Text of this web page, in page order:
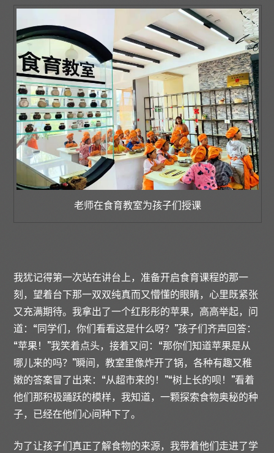
老师在食育教室为孩子们授课
我犹记得第一次站在讲台上，准备开启食育课程的那一
刻，望着台下那一双双纯真而又懵懂的眼睛，心里既紧张
又充满期待。我拿出了一个红彤彤的苹果，高高举起，问
道：“同学们，你们看看这是什么呀？”孩子们齐声回答：
“苹果！”我笑着点头，接着又问：“那你们知道苹果是从
哪儿来的吗？”瞬间，教室里像炸开了锅，各种有趣又稚
嫩的答案冒了出来：“从超市来的！”“树上长的呗！”看着
他们那积极踊跃的模样，我知道，一颗探索食物奥秘的种
子，已经在他们心间种下了。
为了让孩子们真正了解食物的来源，我带着他们走进了学